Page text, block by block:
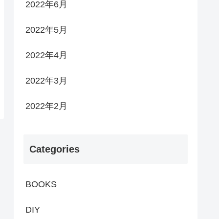
2022年6月
2022年5月
2022年4月
2022年3月
2022年2月
Categories
BOOKS
DIY